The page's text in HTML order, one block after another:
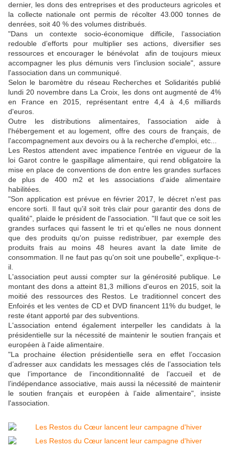
dernier, les dons des entreprises et des producteurs agricoles et
la collecte nationale ont permis de récolter 43.000 tonnes de
denrées, soit 40 % des volumes distribués.
"Dans un contexte socio-économique difficile, l’association
redouble d’efforts pour multiplier ses actions, diversifier ses
ressources et encourager le bénévolat afin de toujours mieux
accompagner les plus démunis vers l’inclusion sociale", assure
l'association dans un communiqué.
Selon le baromètre du réseau Recherches et Solidarités publié
lundi 20 novembre dans La Croix, les dons ont augmenté de 4%
en France en 2015, représentant entre 4,4 à 4,6 milliards
d'euros.
Outre les distributions alimentaires, l'association aide à
l'hébergement et au logement, offre des cours de français, de
l'accompagnement aux devoirs ou à la recherche d'emploi, etc...
Les Restos attendent avec impatience l'entrée en vigueur de la
loi Garot contre le gaspillage alimentaire, qui rend obligatoire la
mise en place de conventions de don entre les grandes surfaces
de plus de 400 m2 et les associations d'aide alimentaire
habilitées.
"Son application est prévue en février 2017, le décret n'est pas
encore sorti. Il faut qu'il soit très clair pour garantir des dons de
qualité", plaide le président de l'association. "Il faut que ce soit les
grandes surfaces qui fassent le tri et qu'elles ne nous donnent
que des produits qu'on puisse redistribuer, par exemple des
produits frais au moins 48 heures avant la date limite de
consommation. Il ne faut pas qu'on soit une poubelle", explique-t-
il.
L'association peut aussi compter sur la générosité publique. Le
montant des dons a atteint 81,3 millions d'euros en 2015, soit la
moitié des ressources des Restos. Le traditionnel concert des
Enfoirés et les ventes de CD et DVD financent 11% du budget, le
reste étant apporté par des subventions.
L'association entend également interpeller les candidats à la
présidentielle sur la nécessité de maintenir le soutien français et
européen à l'aide alimentaire.
"La prochaine élection présidentielle sera en effet l’occasion
d’adresser aux candidats les messages clés de l’association tels
que l’importance de l’inconditionnalité de l’accueil et de
l’indépendance associative, mais aussi la nécessité de maintenir
le soutien français et européen à l’aide alimentaire", insiste
l'association.